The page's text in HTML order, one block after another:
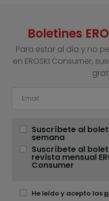
Boletines
Para estar al día y no
en EROSKI Consumer,
Suscríbete al
semana
Suscríbete al
revista mensual
Consumer
He leído y acepto las